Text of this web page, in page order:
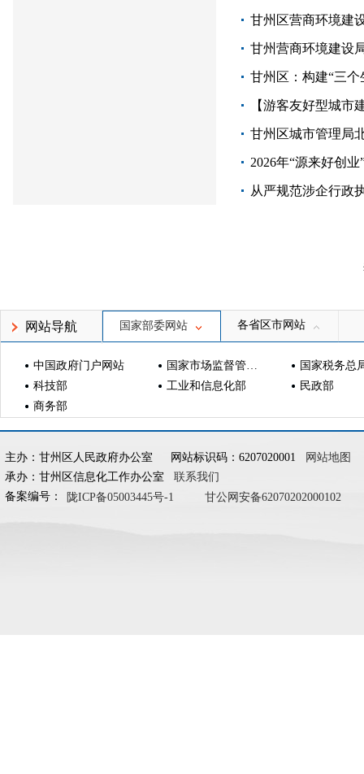
甘州区营商环境建
甘州营商环境建设
甘州区：构建“三
【游客友好型城市
甘州区城市管理局
从严规范涉企行政
网站导航 国家部委网站 各省区市网站
中国政府门户网站 国家市场监督管理总局
国家税务总
科技部
工业和信息化部
民政部
商务部
主办：甘州区人民政府办公室 网站标识码：6207020001
网站地图
承办：甘州区信息化工作办公室
联系我们
备案编号：
陇ICP备05003445号-1 甘公网安备62070202000102